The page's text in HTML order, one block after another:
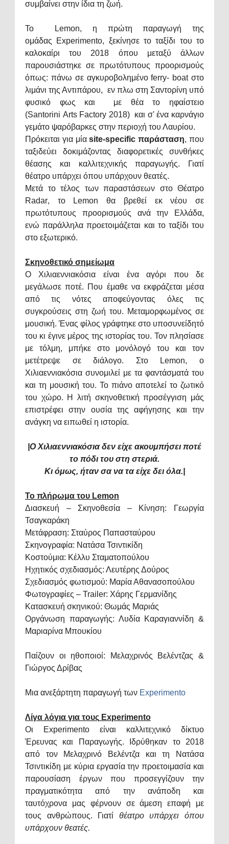
συμβαίνει στην ίδια τη ζωή.
Το Lemon,
η πρώτη παραγωγή της
ομάδας Experimento, ξεκίνησε το ταξίδι του το
καλοκαίρι του 2018 όπου μεταξύ άλλων
παρουσιάστηκε σε πρωτότυπους προορισμούς
όπως: πάνω σε αγκυροβολημένοferry- boatστο
λιμάνι της Αντιπάρου, εν πλω στη Σαντορίνη υπό
φυσικό φως και
με θέα το ηφαίστειο
(Santorini Arts Factory 2018) και σ' ένα καρνάγιο
γεμάτο ψαρόβαρκες στην περιοχή του Λαυρίου.
Πρόκειται για μίαsite-specific παράσταση, που
ταξιδεύει δοκιμάζοντας διαφορετικές συνθήκες
θέασης και καλλιτεχνικής παραγωγής. Γιατί
θέατρο υπάρχει όπου υπάρχουν θεατές.
Μετά το τέλος των παραστάσεων στο Θέατρο
Radar, το Lemon θα βρεθεί εκ νέου σε
πρωτότυπους προορισμούς ανά την Ελλάδα,
ενώ παράλληλα προετοιμάζεται και το ταξίδι του
στο εξωτερικό.
Σκηνοθετικό σημείωμα
Ο Χιλιαεννιακόσια είναι ένα αγόρι που δε
μεγάλωσε ποτέ. Που έμαθε να εκφράζεται μέσα
από τις νότες αποφεύγοντας όλες τις
συγκρούσεις στη ζωή του. Μεταμορφωμένος σε
μουσική. Ένας φίλος γράφτηκε στο υποσυνείδητό
του κι έγινε μέρος της ιστορίας του. Τον πλησίασε
με τόλμη, μπήκε στο μονόλογό του και τον
μετέτρεψε σε διάλογο. ΣτοLemon, ο
Χιλιαεννιακόσια συνομιλεί με τα φαντάσματά του
και τη μουσική του. Το πιάνο αποτελεί το ζωτικό
του χώρο. Η λιτή σκηνοθετική προσέγγιση μάς
επιστρέφει στην ουσία της αφήγησης και την
ανάγκη να ειπωθεί η ιστορία.
|Ο Χιλιαεννιακόσια δεν είχε ακουμπήσει ποτέ
το πόδι του στη στεριά.
Κι όμως, ήταν σα να τα είχε δει όλα.|
Το πλήρωμα του Lemon
Διασκευή – Σκηνοθεσία – Κίνηση: Γεωργία
Τσαγκαράκη
Μετάφραση: Σταύρος Παπασταύρου
Σκηνογραφία: Νατάσα Τσιντικίδη
Κοστούμια: Κέλλυ Σταματοπούλου
Ηχητικός σχεδιασμός: Λευτέρης Δούρος
Σχεδιασμός φωτισμού: Μαρία Αθανασοπούλου
Φωτογραφίες – Trailer: Χάρης Γερμανίδης
Κατασκευή σκηνικού: Θωμάς Μαριάς
Οργάνωση παραγωγής: Λυδία Καραγιαννίδη &
Μαριαρίνα Μπουκίου
Παίζουν οι ηθοποιοί: Μελαχρινός Βελέντζας &
Γιώργος Δρίβας
Μια ανεξάρτητη παραγωγή των Experimento
Λίγα λόγια για τους Experimento
Οι Experimento είναι καλλιτεχνικό δίκτυο
Έρευνας και Παραγωγής. Ιδρύθηκαν το 2018
από τον Μελαχρινό Βελέντζα και τη Νατάσα
Τσιντικίδη με κύρια εργασία την προετοιμασία και
παρουσίαση έργων που προσεγγίζουν την
πραγματικότητα από την ανάποδη και
ταυτόχρονα μας φέρνουν σε άμεση επαφή με
τους ανθρώπους. Γιατί
θέατρο υπάρχει όπου
υπάρχουν θεατές.